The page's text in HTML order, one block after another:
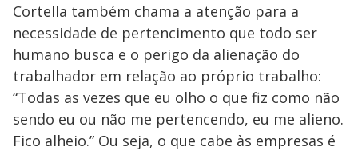
Cortella também chama a atenção para a
necessidade de pertencimento que todo ser
humano busca e o perigo da alienação do
trabalhador em relação ao próprio trabalho:
“Todas as vezes que eu olho o que fiz como não
sendo eu ou não me pertencendo, eu me alieno.
Fico alheio.” Ou seja, o que cabe às empresas é